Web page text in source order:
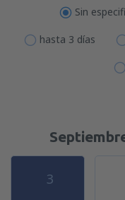
Sin
hasta 3 días
3